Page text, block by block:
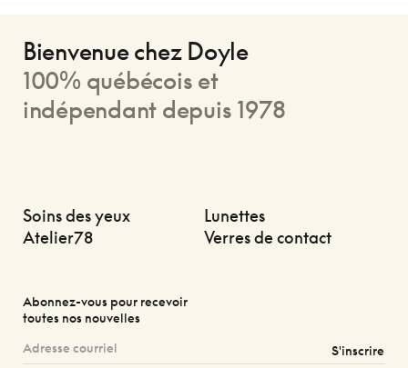
Bienvenue chez Doyle
100% québécois et
indépendant depuis 1978
Soins des yeux
Lunettes
Atelier78
Verres de contact
Abonnez-vous pour recevoir
toutes nos nouvelles
S'inscrire